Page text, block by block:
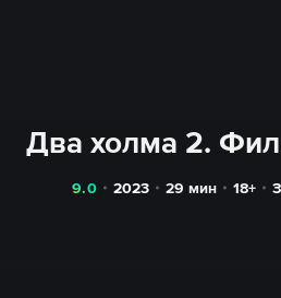
Два холма 2.
9.0 2023 29 мин 18+